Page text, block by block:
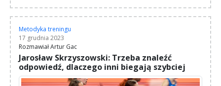
Metodyka treningu
17 grudnia 2023
Rozmawiał Artur Gac
Jarosław Skrzyszowski: Trzeba znaleźć
odpowiedź, dlaczego inni biegają szybciej